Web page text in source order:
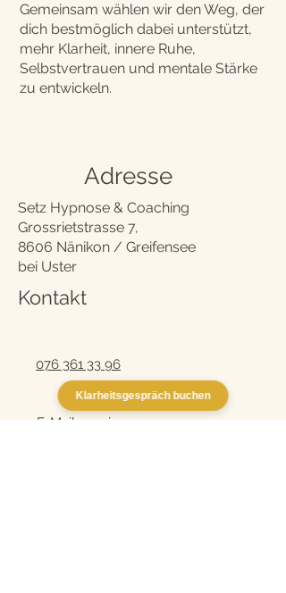
Gemeinsam wählen wir den Weg, der
dich bestmöglich dabei unterstützt,
mehr Klarheit, innere Ruhe,
Selbstvertrauen und mentale Stärke
zu entwickeln.
Adresse
Setz Hypnose & Coaching
Grossrietstrasse 7,
8606 Nänikon / Greifensee
bei Uster
Kontakt
076 361 33 96
E-Mail anzeigen
Klarheitsgespräch buchen